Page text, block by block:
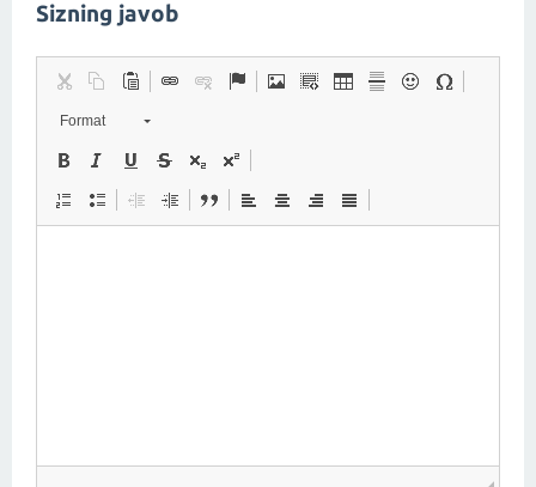
Sizning javob
Format